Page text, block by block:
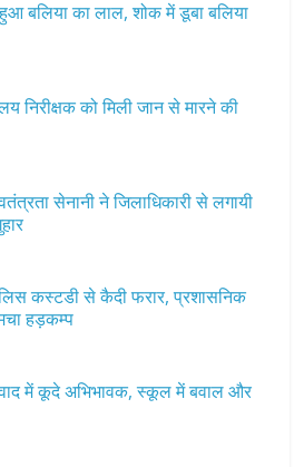
बलिया का लाल, शोक में डूबा बलिया
निरीक्षक को मिली जान से मारने की
सेनानी ने जिलाधिकारी से लगायी
कस्टडी से कैदी फरार, प्रशासनिक
हड़कम्प
में कूदे अभिभावक, स्कूल में बवाल और